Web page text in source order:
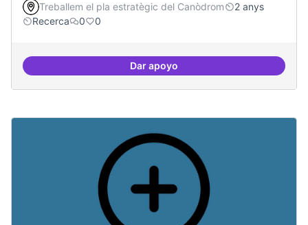
Treballem el pla estratègic del Canòdrom
2 anys
Recerca
0 0
Dar apoyoEspai on fer masterclass